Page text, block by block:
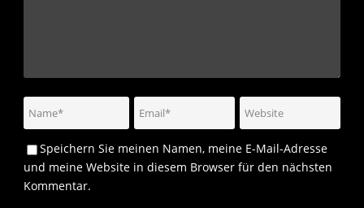
Speichern Sie meinen Namen, meine E-Mail-Adresse
und meine Website in diesem Browser für den nächsten
Kommentar.